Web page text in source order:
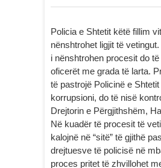
Policia e Shtetit këtë fillim
nënshtrohet ligjit të
i nënshtrohen procesit do
oficerët me grada të larta.
të pastrojë Policinë e Shtetit
korrupsioni, do të nisë
Drejtorin e Përgjithshëm,
Në kuadër të procesit të
kalojnë në “sitë” të gjithë
drejtuesve të policisë në
proces pritet të zhvillohet